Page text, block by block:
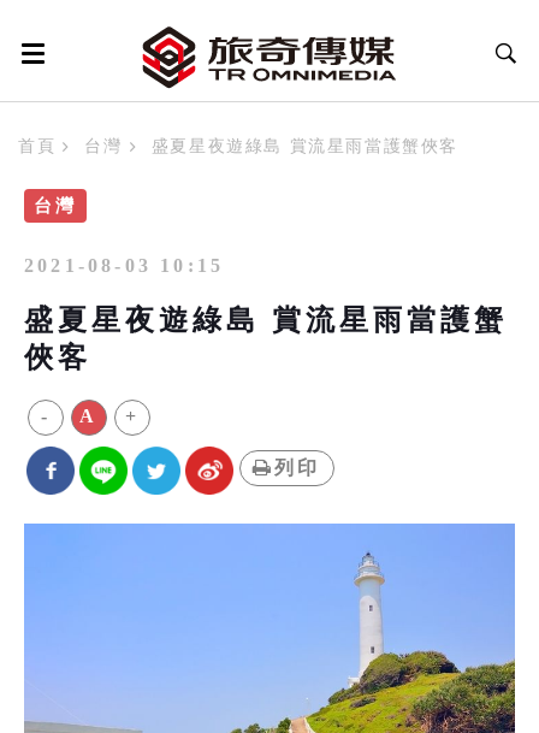
首頁 台灣 盛夏星夜遊綠島 賞流星雨當護蟹俠客
台灣
2021-08-03 10:15
盛夏星夜遊綠島 賞流星雨當護蟹
俠客
- A +
列印